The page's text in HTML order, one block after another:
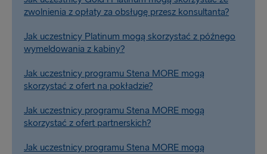
zwolnienia z opłaty za obsługę przesz konsultanta?
Jak uczestnicy Platinum mogą skorzystać z późnego
wymeldowania z kabiny?
Jak uczestnicy programu Stena MORE mogą
skorzystać z ofert na pokładzie?
Jak uczestnicy programu Stena MORE mogą
skorzystać z ofert partnerskich?
Jak uczestnicy programu Stena MORE mogą